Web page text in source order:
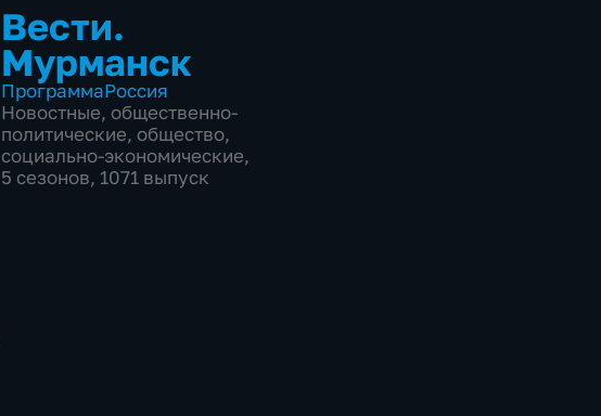
Вести.
Мурманск
ПрограммаРоссия
Новостные, общественно-
политические, общество,
социально-экономические,
5 сезонов, 1071 выпуск